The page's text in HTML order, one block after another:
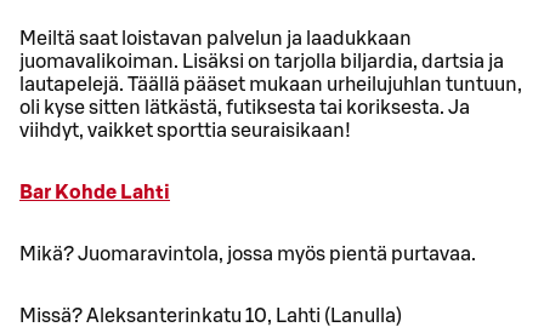
Meiltä saat loistavan palvelun ja laadukkaan
juomavalikoiman. Lisäksi on tarjolla biljardia, dartsia ja
lautapelejä. Täällä pääset mukaan urheilujuhlan tuntuun,
oli kyse sitten lätkästä, futiksesta tai koriksesta. Ja
viihdyt, vaikket sporttia seuraisikaan!
Bar Kohde Lahti
Mikä? Juomaravintola, jossa myös pientä purtavaa.
Missä? Aleksanterinkatu 10, Lahti (Lanulla)